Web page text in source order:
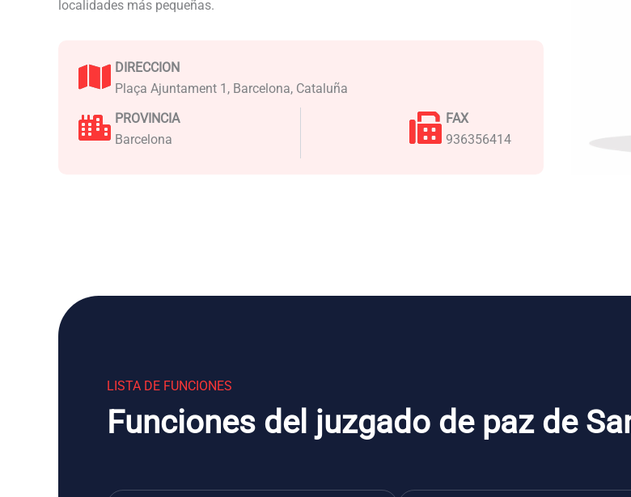
localidades más pequeñas.
DIRECCION
Plaça Ajuntament 1, Barcelona, Cataluña
PROVINCIA
Barcelona
FAX
936356414
LISTA DE FUNCIONES
Funciones del juzgado de paz de